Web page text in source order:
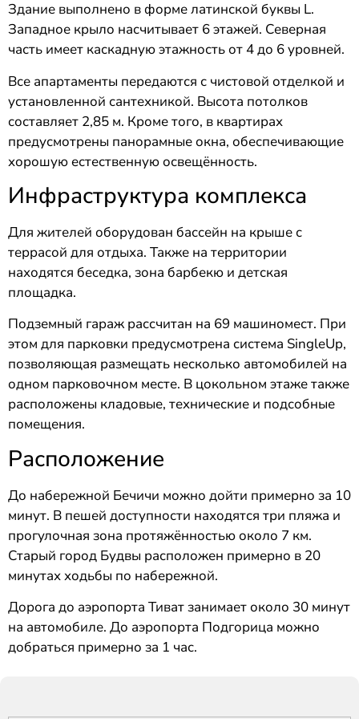
Здание выполнено в форме латинской буквы L.
Западное крыло насчитывает 6 этажей. Северная
часть имеет каскадную этажность от 4 до 6 уровней.
Все апартаменты передаются с чистовой отделкой и
установленной сантехникой. Высота потолков
составляет 2,85 м. Кроме того, в квартирах
предусмотрены панорамные окна, обеспечивающие
хорошую естественную освещённость.
Инфраструктура комплекса
Для жителей оборудован бассейн на крыше с
террасой для отдыха. Также на территории
находятся беседка, зона барбекю и детская
площадка.
Подземный гараж рассчитан на 69 машиномест. При
этом для парковки предусмотрена система SingleUp,
позволяющая размещать несколько автомобилей на
одном парковочном месте. В цокольном этаже также
расположены кладовые, технические и подсобные
помещения.
Расположение
До набережной Бечичи можно дойти примерно за 10
минут. В пешей доступности находятся три пляжа и
прогулочная зона протяжённостью около 7 км.
Старый город Будвы расположен примерно в 20
минутах ходьбы по набережной.
Дорога до аэропорта Тиват занимает около 30 минут
на автомобиле. До аэропорта Подгорица можно
добраться примерно за 1 час.